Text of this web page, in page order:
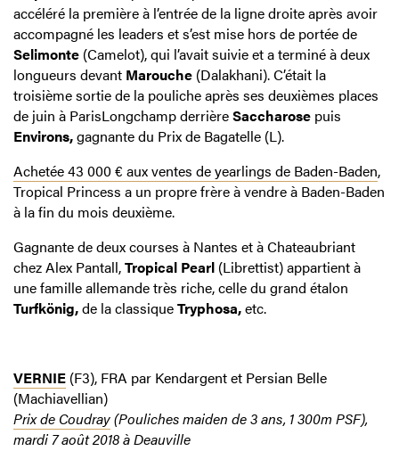
accéléré la première à l’entrée de la ligne droite après avoir
accompagné les leaders et s’est mise hors de portée de
Selimonte (Camelot), qui l’avait suivie et a terminé à deux
longueurs devant Marouche (Dalakhani). C’était la
troisième sortie de la pouliche après ses deuxièmes places
de juin à ParisLongchamp derrièreSaccharose puis
Environs,gagnante du Prix de Bagatelle (L).
Achetée 43 000 € aux ventes de yearlings de Baden-Baden,
Tropical Princess a un propre frère à vendre à Baden-Baden
à la fin du mois deuxième.
Gagnante de deux courses à Nantes et à Chateaubriant
chez Alex Pantall,Tropical Pearl (Librettist) appartient à
une famille allemande très riche, celle du grand étalon
Turfkönig,de la classiqueTryphosa,etc.
VERNIE (F3), FRA par Kendargent et Persian Belle
(Machiavellian)
Prix de Coudray(Pouliches maiden de 3 ans, 1 300m PSF),
mardi 7 août 2018 à Deauville